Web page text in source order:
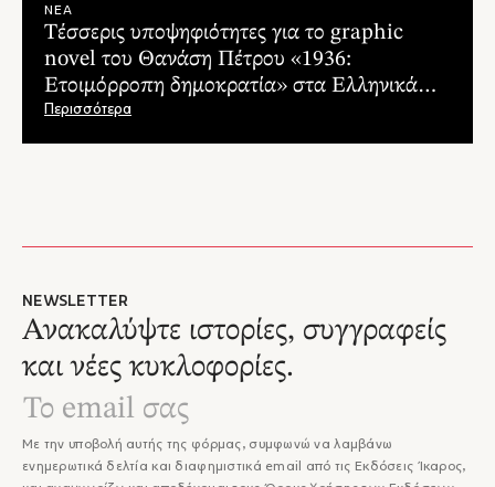
"Ένα αξιοθαύμαστο χρονικό της μεσοπολεμικής Ελλάδας που
ταυτόχρονα είναι μια ιστορία της προσφυγιάς σε μια χώρα
κατεξοχήν προσφυγική, όπως η Ελλάδα."
– Απόστολος Πάππος, Elniplex
ΝΕΑ
Τέσσερις υποψηφιότητες για το graphic
novel του Θανάση Πέτρου «1936:
Ετοιμόρροπη δημοκρατία» στα Ελληνικά
Βραβεία Κόμικς 2025
Περισσότερα
NEWSLETTER
Ανακαλύψτε ιστορίες, συγγραφείς
και νέες κυκλοφορίες.
Με την υποβολή αυτής της φόρμας, συμφωνώ να λαμβάνω
ενημερωτικά δελτία και διαφημιστικά email από τις Εκδόσεις Ίκαρος,